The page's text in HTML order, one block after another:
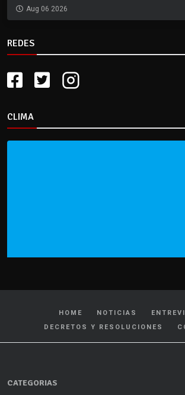
Aug 06 2026
REDES
CLIMA
HOME NOTICIAS
DECRETOS Y RESOLUCIONES
CATEGORIAS